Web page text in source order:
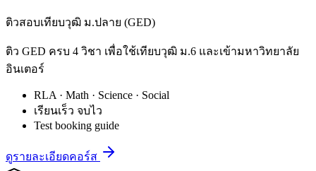
ติวสอบเทียบวุฒิ ม.ปลาย (GED)
ติว GED ครบ 4 วิชา เพื่อใช้เทียบวุฒิ ม.6 และเข้ามหาวิทยาลัย
อินเตอร์
RLA · Math · Science · Social
เรียนเร็ว จบไว
Test booking guide
ดูรายละเอียดคอร์ส